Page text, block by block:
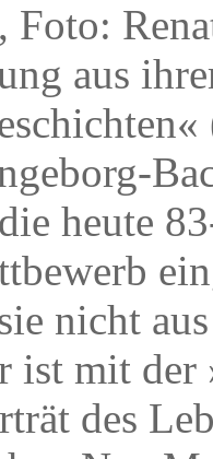
Foto:
aus
heute
nicht
ist mit
des